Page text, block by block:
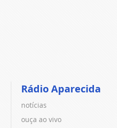
Rádio Aparecida
notícias
ouça ao vivo